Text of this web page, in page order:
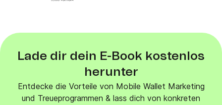
Lade dir dein E-Book kostenlos
herunter
Entdecke die Vorteile von Mobile Wallet Marketing
und Treueprogrammen & lass dich von konkreten